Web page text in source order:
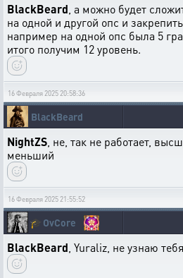
BlackBeard , а можно будет
на одной и другой опс и
например на одной опс была 5
итого получим 12 уровень.
16 Февраля 2025 20:58:36
BlackBeard
NightZS , не, так не работает,
меньший
16 Февраля 2025 21:55:52
🎓 OvCore
BlackBeard , Yuraliz, не узнаю